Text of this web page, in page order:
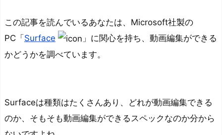
この記事を読んでいるあなたは、Microsoft社製の
PC「 Surface
」に関心を持ち、動画編集ができる
かどうかを調べています。
Surfaceは種類はたくさんあり、どれが動画編集できる
のか、そもそも動画編集ができるスペックなのか分から